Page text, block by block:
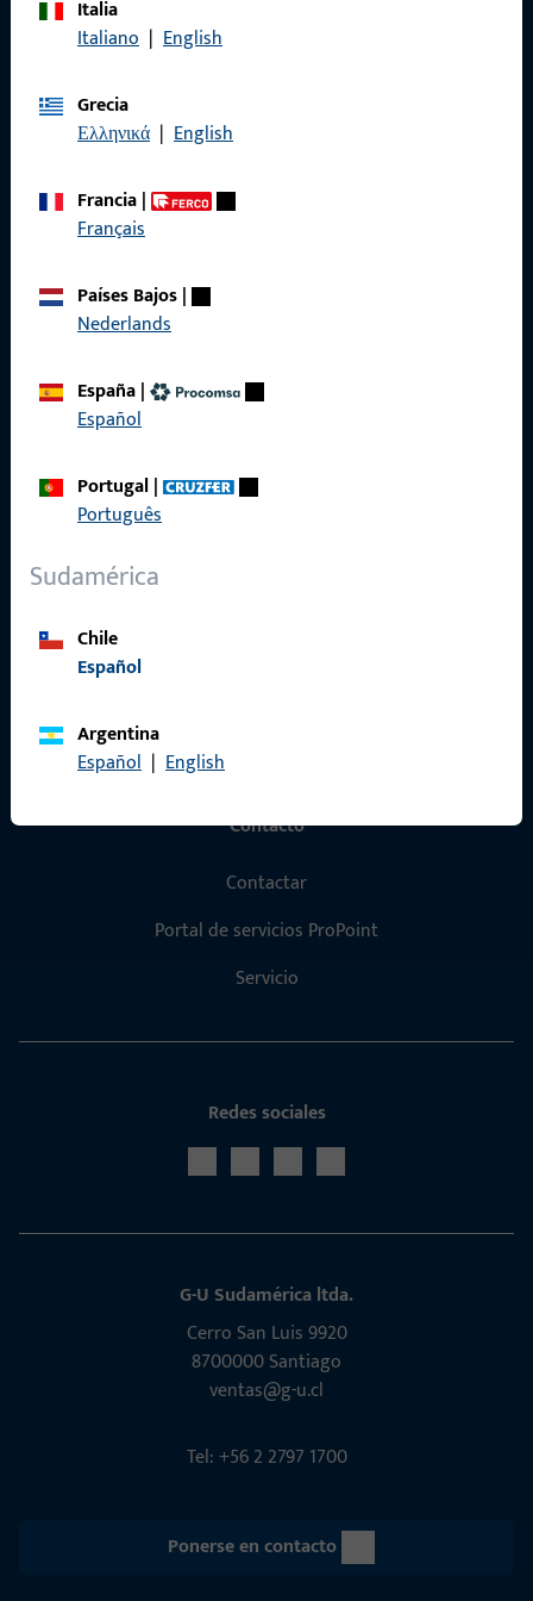
Italia
Italiano | English
Grecia
Ελληνικά | English
Francia|
Français
Países Bajos|
Nederlands
España|
Español
Portugal|
Português
Sudamérica
Chile
Español
Argentina
Español | English
Aviso legal
Condiciones generales
Productos
Contacto
Contactar
Portal de servicios ProPoint
Servicio
Redes sociales
G-U Sudamérica ltda.
Cerro San Luis 9920
8700000 Santiago
ventas@g-u.cl
Tel: +56 2 2797 1700
Ponerse en contacto